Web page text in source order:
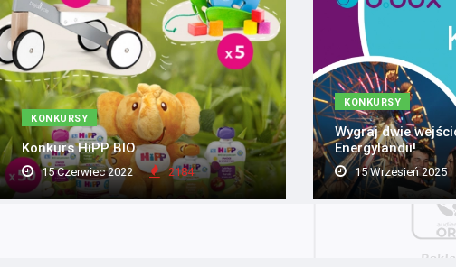
KONKURSY
Konkurs HiPP BIO
15 Czerwiec 2022 2184
KONKURSY
Wygraj dwie
Energylandii!
15 Wrzesień 2025